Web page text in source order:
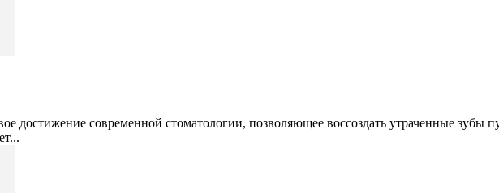
достижение современной стоматологии, позволяющее воссоздать утраченные зубы